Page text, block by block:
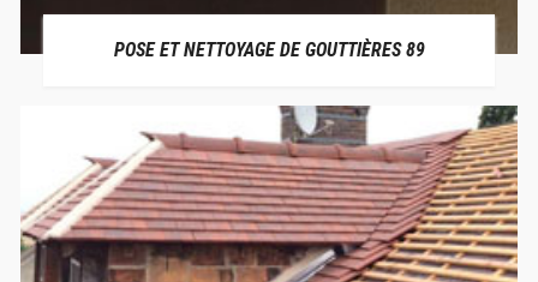
POSE ET NETTOYAGE DE GOUTTIÈRES 89